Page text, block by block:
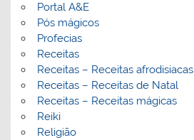
Portal A&E
Pós mágicos
Profecias
Receitas
Receitas – Receitas afrodisiacas
Receitas – Receitas de Natal
Receitas – Receitas mágicas
Reiki
Religião